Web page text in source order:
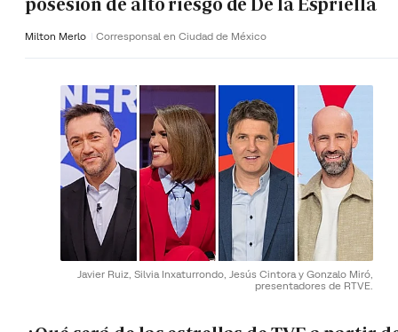
Milton Merlo Corresponsal en Ciudad de México
Javier Ruiz, Silvia Inxaturrondo, Jesús Cintora y Gonzalo Miró,
presentadores de RTVE.